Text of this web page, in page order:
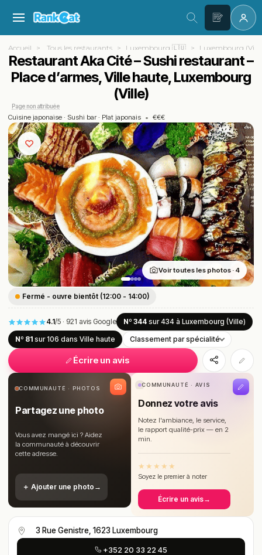
Accueil Tous les restaurants Luxembourg 🇱🇺 Luxembourg
Restaurant Aka Cité – Sushi restaurant –
Place d’armes, Ville haute, Luxembourg
(Ville)
Page non attribuée
Cuisine japonaise · Sushi bar· Plat japonais • €€€
Fermé - ouvre bientôt (12:00 - 14:00)
4.1/5 · 921 avis Google Nº 344 sur 434 à Luxembourg (Ville)
Nº 81 sur 106 dans Ville haute Classement par spécialité
Écrire un avis
Voir toutes les photos · 4
COMMUNAUTÉ · PHOTOS
Partagez une photo
Vous avez mangé ici ? Aidez
la communauté à découvrir
cette adresse.
＋ Ajouter une photo →
COMMUNAUTÉ · AVIS
Donnez votre avis
Notez l'ambiance, le service,
le rapport qualité-prix — en 2
min.
★ ★ ★ ★ ★
Soyez le premier à noter
Écrire un avis→
3 Rue Genistre, 1623 Luxembourg
+352 20 33 22 45